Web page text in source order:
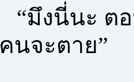
“มึงนี่นะ ต
คนจะตาย”